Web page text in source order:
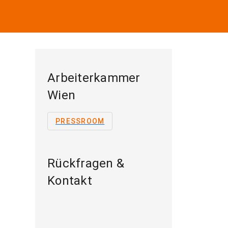
Arbeiterkammer
Wien
PRESSROOM
Rückfragen &
Kontakt